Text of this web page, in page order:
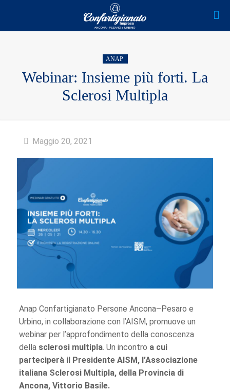
ANAP
Webinar: Insieme più forti. La
Sclerosi Multipla
Maggio 20, 2021
Anap Confartigianato Persone Ancona–Pesaro e
Urbino, in collaborazione con l’AISM, promuove un
webinar per l’approfondimento della conoscenza
dellasclerosi multipla. Un incontro a cui
parteciperà il Presidente AISM, l’Associazione
italiana Sclerosi Multipla, della Provincia di
Ancona, Vittorio Basile.